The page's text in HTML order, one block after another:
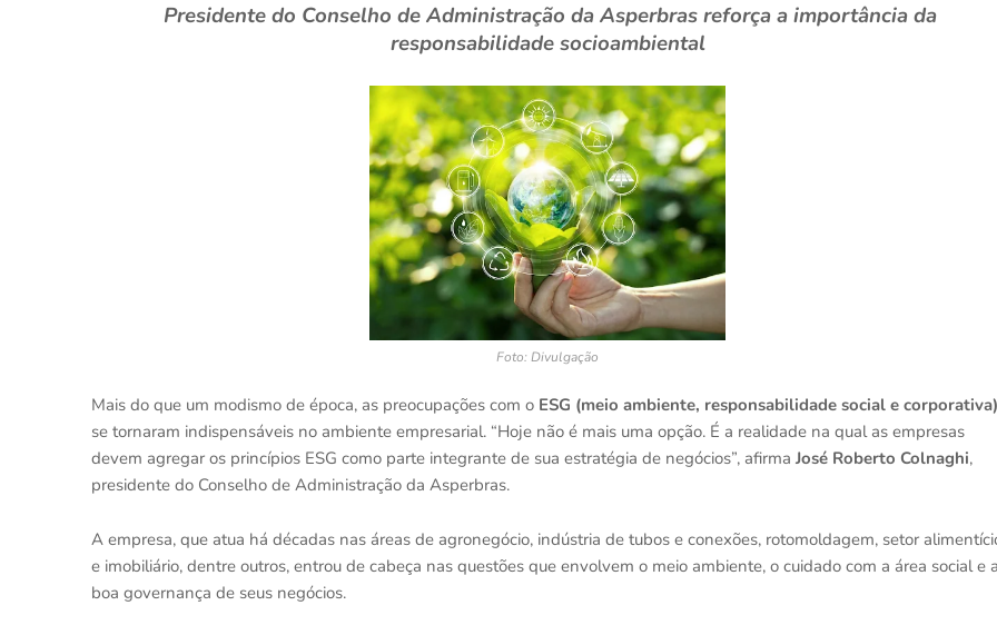
Presidente do Conselho de Administração da Asperbras reforça a importância da
responsabilidade socioambiental
Foto: Divulgação
Mais do que um modismo de época, as preocupações com o ESG (meio ambiente, responsabilidade social e corporativa)
se tornaram indispensáveis no ambiente empresarial. “Hoje não é mais uma opção. É a realidade na qual as empresas
devem agregar os princípios ESG como parte integrante de sua estratégia de negócios”, afirma José Roberto Colnaghi,
presidente do Conselho de Administração da Asperbras.
A empresa, que atua há décadas nas áreas de agronegócio, indústria de tubos e conexões, rotomoldagem, setor
e imobiliário, dentre outros, entrou de cabeça nas questões que envolvem o meio ambiente, o cuidado com a área social e
boa governança de seus negócios.